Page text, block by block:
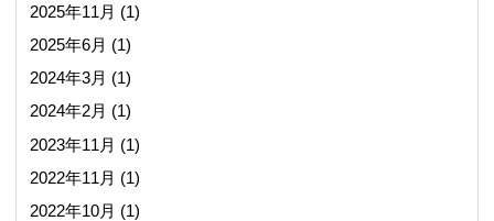
2025年11月 (1)
2025年6月 (1)
2024年3月 (1)
2024年2月 (1)
2023年11月 (1)
2022年11月 (1)
2022年10月 (1)